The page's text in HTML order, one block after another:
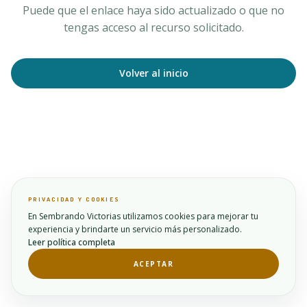
Puede que el enlace haya sido actualizado o que no
tengas acceso al recurso solicitado.
Volver al inicio
PRIVACIDAD Y COOKIES
En Sembrando Victorias utilizamos cookies para mejorar tu
experiencia y brindarte un servicio más personalizado.
Leer política completa
ACEPTAR